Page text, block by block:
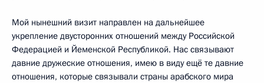
Мой нынешний визит направлен на дальнейшее
укрепление двусторонних отношений между Российской
Федерацией и Йеменской Республикой. Нас связывают
давние дружеские отношения, имею в виду ещё те давние
отношения, которые связывали страны арабского мира